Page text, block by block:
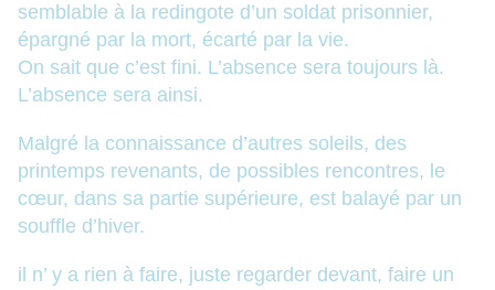
semblable à la redingote d’un soldat prisonnier,
épargné par la mort, écarté par la vie.
On sait que c’est fini. L’absence sera toujours là.
L’absence sera ainsi.
Malgré la connaissance d’autres soleils, des
printemps revenants, de possibles rencontres, le
cœur, dans sa partie supérieure, est balayé par un
souffle d’hiver.
il n’ y a rien à faire, juste regarder devant, faire un